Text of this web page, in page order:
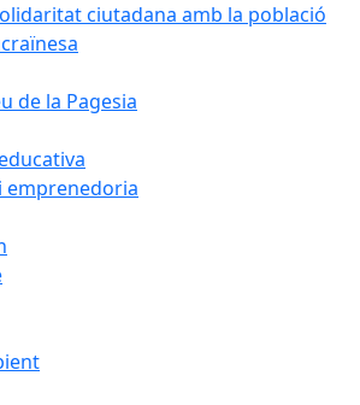
ciutadana amb la població
de la Pagesia
emprenedoria